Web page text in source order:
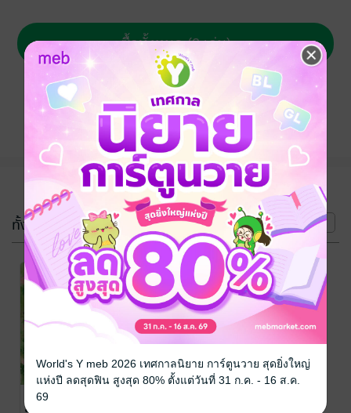
ซื้อทั้งหมด (2 เล่ม)
ติดตาม แชร์
ทั้งหมด (2 เล่ม) หน้าที่ 1
พระจันทร์ใกล้
มด เล่ม2 (จบ)
World's Y meb 2026 เทศกาลนิยาย การ์ตูนวาย สุดยิ่งใหญ่
แห่งปี ลดสุดฟิน สูงสุด 80% ตั้งแต่วันที่ 31 ก.ค. - 16 ส.ค.
69